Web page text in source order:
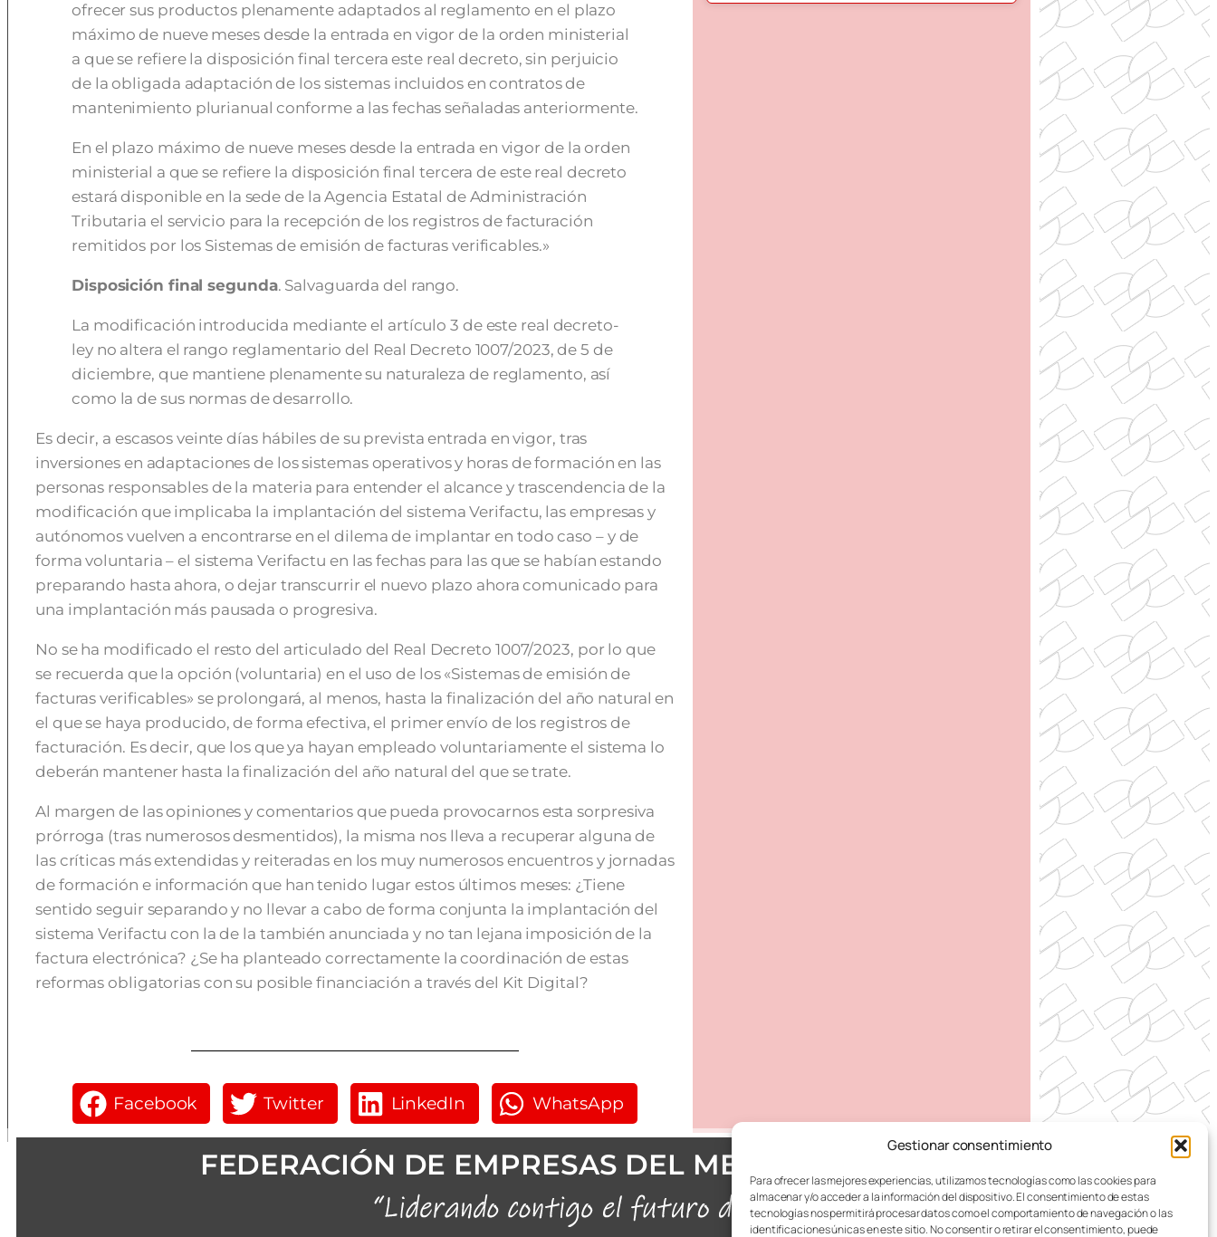
Gestionar consentimiento
Para ofrecer las mejores experiencias, utilizamos tecnologías como las cookies para
almacenar y/o acceder a la información del dispositivo. El consentimiento de estas
tecnologías nos permitirá procesar datos como el comportamiento de navegación o las
identificaciones únicas en este sitio. No consentir o retirar el consentimiento, puede
ofrecer sus productos plenamente adaptados al reglamento en el plazo
máximo de nueve meses desde la entrada en vigor de la orden ministerial
a que se refiere la disposición final tercera este real decreto, sin perjuicio
de la obligada adaptación de los sistemas incluidos en contratos de
mantenimiento plurianual conforme a las fechas señaladas anteriormente.
En el plazo máximo de nueve meses desde la entrada en vigor de la orden
ministerial a que se refiere la disposición final tercera de este real decreto
estará disponible en la sede de la Agencia Estatal de Administración
Tributaria el servicio para la recepción de los registros de facturación
remitidos por los Sistemas de emisión de facturas verificables.»
Disposición final segunda. Salvaguarda del rango.
La modificación introducida mediante el artículo 3 de este real decreto-
ley no altera el rango reglamentario del Real Decreto 1007/2023, de 5 de
diciembre, que mantiene plenamente su naturaleza de reglamento, así
como la de sus normas de desarrollo.
Es decir, a escasos veinte días hábiles de su prevista entrada en vigor, tras
inversiones en adaptaciones de los sistemas operativos y horas de formación en las
personas responsables de la materia para entender el alcance y trascendencia de la
modificación que implicaba la implantación del sistema Verifactu, las empresas y
autónomos vuelven a encontrarse en el dilema de implantar en todo caso – y de
forma voluntaria – el sistema Verifactu en las fechas para las que se habían estando
preparando hasta ahora, o dejar transcurrir el nuevo plazo ahora comunicado para
una implantación más pausada o progresiva.
No se ha modificado el resto del articulado del Real Decreto 1007/2023, por lo que
se recuerda que la opción (voluntaria) en el uso de los «Sistemas de emisión de
facturas verificables» se prolongará, al menos, hasta la finalización del año natural en
el que se haya producido, de forma efectiva, el primer envío de los registros de
facturación. Es decir, que los que ya hayan empleado voluntariamente el sistema lo
deberán mantener hasta la finalización del año natural del que se trate.
Al margen de las opiniones y comentarios que pueda provocarnos esta sorpresiva
prórroga (tras numerosos desmentidos), la misma nos lleva a recuperar alguna de
las críticas más extendidas y reiteradas en los muy numerosos encuentros y jornadas
de formación e información que han tenido lugar estos últimos meses: ¿Tiene
sentido seguir separando y no llevar a cabo de forma conjunta la implantación del
sistema Verifactu con la de la también anunciada y no tan lejana imposición de la
factura electrónica? ¿Se ha planteado correctamente la coordinación de estas
reformas obligatorias con su posible financiación a través del Kit Digital?
Facebook Twitter LinkedIn WhatsApp
FEDERACIÓN DE EMPRESAS DEL METAL DE ZARAGOZA